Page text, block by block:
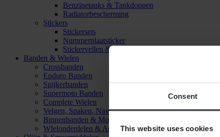
Consent
This website uses cookies
Benzinetanks & Tankdoppen
Radiatorbescherming
Stickers
Stickersets
Nummerplaatsticker
Stickervellen & Stickers
Banden & Wielen
Crossbanden
Enduro Banden
Spijkerbanden
Supermoto Banden
Complete Wielen
Velgen, Spaken, Naven & Lagers
Binnenbanden & Mousses
WIelonderdelen & Accessoires